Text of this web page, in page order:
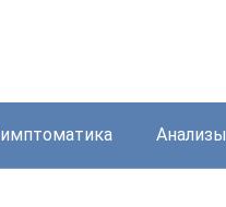
Анализы